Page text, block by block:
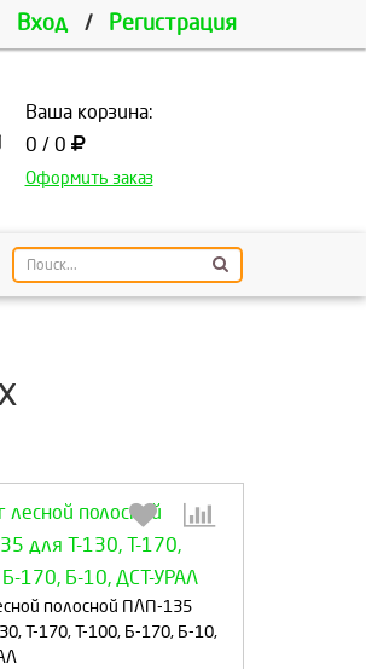
Вход / Регистрация
Ваша корзина:
0 / 0
Оформить заказ
полосной ПЛП-135
Т-170, Т-100, Б-170, Б-10,
количество: